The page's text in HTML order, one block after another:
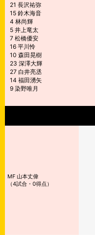
21 長沢祐弥
15 鈴木海音
4 林尚輝
5 井上竜太
7 松橋優安
16 平川怜
10 森田晃樹
23 深澤大輝
27 白井亮丞
14 福田湧矢
9 染野唯月
MF 山本丈偉
（4試合・0得点）